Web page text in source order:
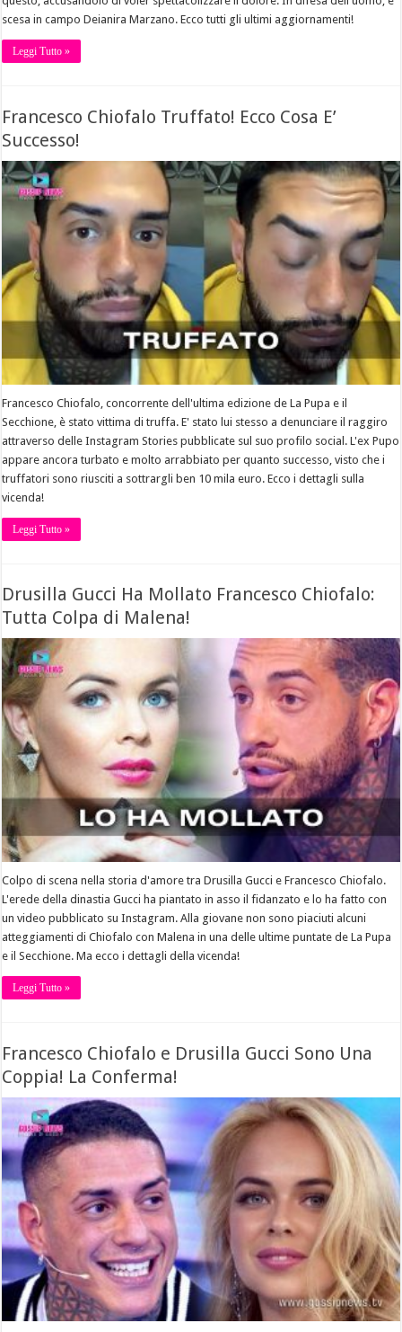
scesa in campo Deianira Marzano. Ecco tutti gli ultimi aggiornamenti!
Leggi Tutto »
Francesco Chiofalo Truffato! Ecco Cosa E’
Successo!
Francesco Chiofalo, concorrente dell'ultima edizione de La Pupa e il
Secchione, è stato vittima di truffa. E' stato lui stesso a denunciare il raggiro
attraverso delle Instagram Stories pubblicate sul suo profilo social. L'ex Pupo
appare ancora turbato e molto arrabbiato per quanto successo, visto che i
truffatori sono riusciti a sottrargli ben 10 mila euro. Ecco i dettagli sulla
vicenda!
Leggi Tutto »
Drusilla Gucci Ha Mollato Francesco Chiofalo:
Tutta Colpa di Malena!
Colpo di scena nella storia d'amore tra Drusilla Gucci e Francesco Chiofalo.
L'erede della dinastia Gucci ha piantato in asso il fidanzato e lo ha fatto con
un video pubblicato su Instagram. Alla giovane non sono piaciuti alcuni
atteggiamenti di Chiofalo con Malena in una delle ultime puntate de La Pupa
e il Secchione. Ma ecco i dettagli della vicenda!
Leggi Tutto »
Francesco Chiofalo e Drusilla Gucci Sono Una
Coppia! La Conferma!